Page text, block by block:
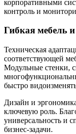
корпоративными
контроль и
Гибкая мебель
Техническая
соответствующей
Модульные стенки,
быстро
Дизайн и
ключевую роль.
универсальность и
бизнес-задачи.